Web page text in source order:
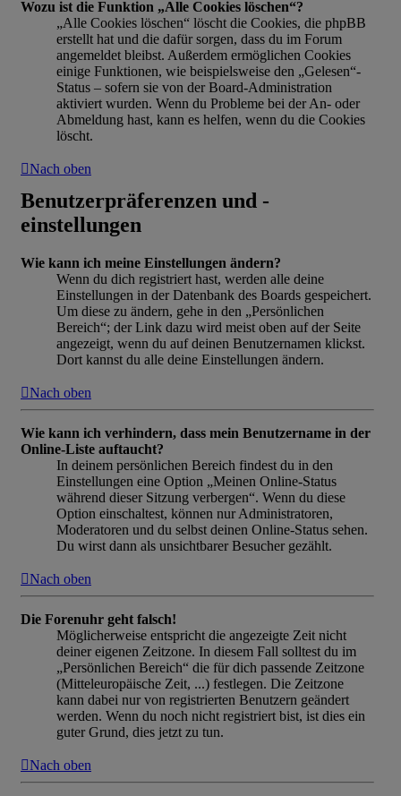
Wozu ist die Funktion „Alle Cookies löschen“?
„Alle Cookies löschen“ löscht die Cookies, die phpBB
erstellt hat und die dafür sorgen, dass du im Forum
angemeldet bleibst. Außerdem ermöglichen Cookies
einige Funktionen, wie beispielsweise den „Gelesen“-
Status – sofern sie von der Board-Administration
aktiviert wurden. Wenn du Probleme bei der An- oder
Abmeldung hast, kann es helfen, wenn du die Cookies
löscht.
Nach oben
Benutzerpräferenzen und -
einstellungen
Wie kann ich meine Einstellungen ändern?
Wenn du dich registriert hast, werden alle deine
Einstellungen in der Datenbank des Boards gespeichert.
Um diese zu ändern, gehe in den „Persönlichen
Bereich“; der Link dazu wird meist oben auf der Seite
angezeigt, wenn du auf deinen Benutzernamen klickst.
Dort kannst du alle deine Einstellungen ändern.
Nach oben
Wie kann ich verhindern, dass mein Benutzername in der
Online-Liste auftaucht?
In deinem persönlichen Bereich findest du in den
Einstellungen eine Option „Meinen Online-Status
während dieser Sitzung verbergen“. Wenn du diese
Option einschaltest, können nur Administratoren,
Moderatoren und du selbst deinen Online-Status sehen.
Du wirst dann als unsichtbarer Besucher gezählt.
Nach oben
Die Forenuhr geht falsch!
Möglicherweise entspricht die angezeigte Zeit nicht
deiner eigenen Zeitzone. In diesem Fall solltest du im
„Persönlichen Bereich“ die für dich passende Zeitzone
(Mitteleuropäische Zeit, ...) festlegen. Die Zeitzone
kann dabei nur von registrierten Benutzern geändert
werden. Wenn du noch nicht registriert bist, ist dies ein
guter Grund, dies jetzt zu tun.
Nach oben